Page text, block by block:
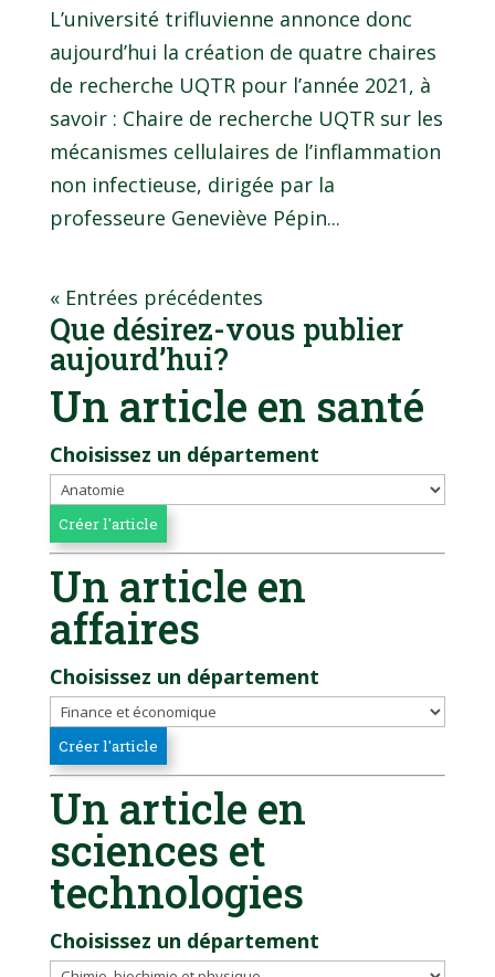
L’université trifluvienne annonce donc
aujourd’hui la création de quatre chaires
de recherche UQTR pour l’année 2021, à
savoir : Chaire de recherche UQTR sur les
mécanismes cellulaires de l’inflammation
non infectieuse, dirigée par la
professeure Geneviève Pépin...
« Entrées précédentes
Que désirez-vous publier
aujourd’hui?
Un article en santé
Choisissez un département
Un article en
affaires
Choisissez un département
Un article en
sciences et
technologies
Choisissez un département